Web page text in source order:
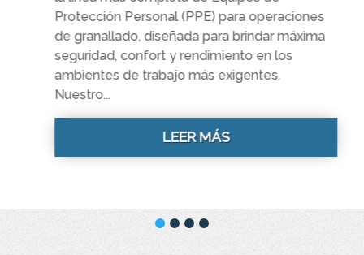
Protección Personal (PPE) para operaciones
de granallado, diseñada para brindar máxima
seguridad, confort y rendimiento en los
ambientes de trabajo más exigentes.
Nuestro...
LEER MÁS